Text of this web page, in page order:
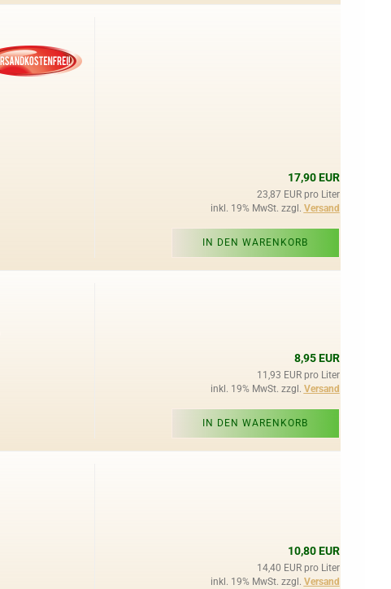
17,90 EUR
23,87 EUR pro Liter
inkl. 19% MwSt. zzgl. Versand
IN DEN WARENKORB
8,95 EUR
11,93 EUR pro Liter
inkl. 19% MwSt. zzgl. Versand
IN DEN WARENKORB
10,80 EUR
14,40 EUR pro Liter
inkl. 19% MwSt. zzgl. Versand